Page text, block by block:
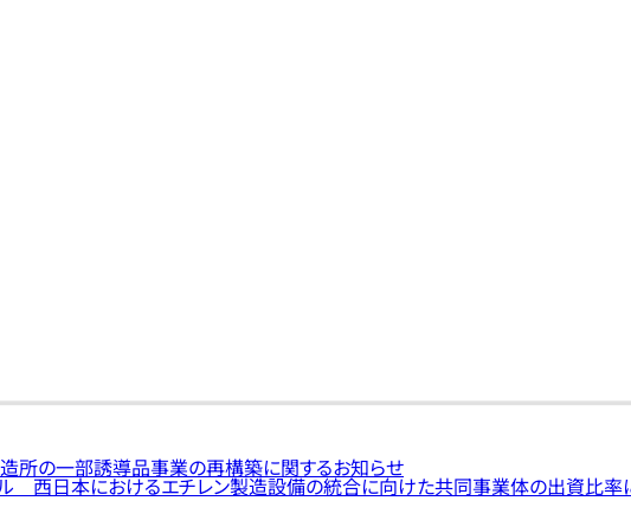
造所の一部誘導品事業の再構築に関するお知らせ
ル 西日本におけるエチレン製造設備の統合に向けた共同事業体の出資比率